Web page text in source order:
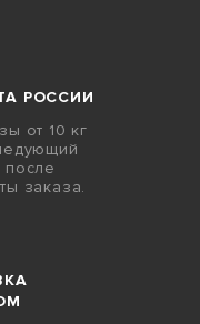
РОССИИ
от 10 кг
после
заказа.